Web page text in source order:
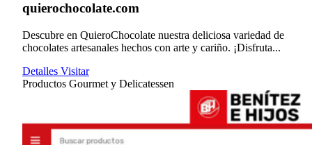
quierochocolate.com
Descubre en QuieroChocolate nuestra deliciosa variedad de
chocolates artesanales hechos con arte y cariño. ¡Disfruta...
Detalles Visitar
Productos Gourmet y Delicatessen